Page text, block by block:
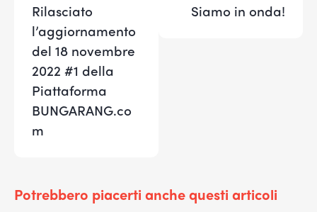
Rilasciato
l’aggiornamento
del 18 novembre
2022 #1 della
Piattaforma
BUNGARANG.co
m
Siamo in onda!
Potrebbero piacerti anche questi articoli